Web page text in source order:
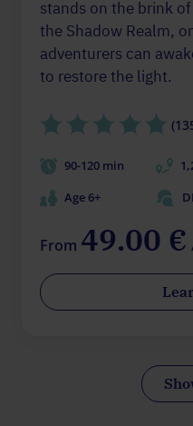
stands on the brink
the Shadow Realm,
adventurers can
to restore the light.
90-120 min
Age 6+
From 49.00 €